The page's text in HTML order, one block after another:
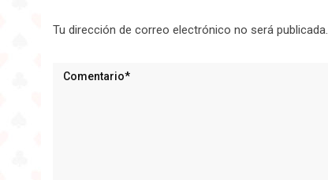
Tu dirección de correo electrónico no será publicada.